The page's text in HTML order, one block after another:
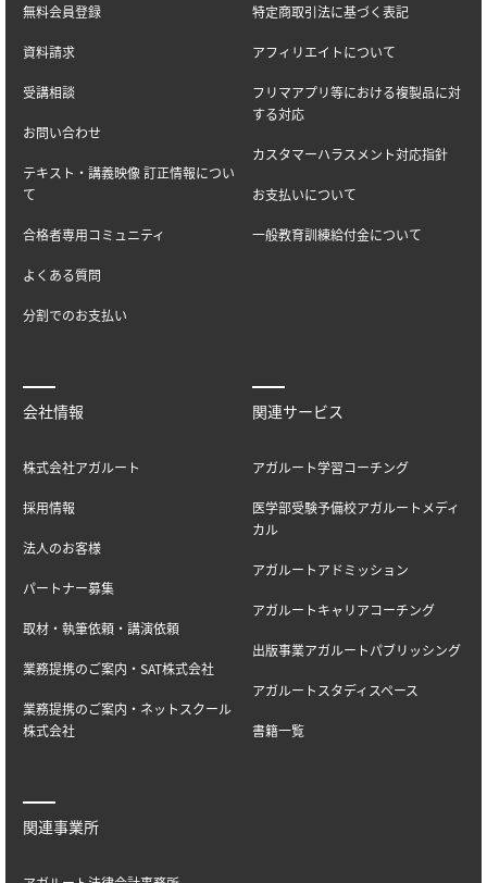
無料会員登録
資料請求
受講相談
お問い合わせ
テキスト・講義映像 訂正情報につい
て
合格者専用コミュニティ
よくある質問
分割でのお支払い
特定商取引法に基づく表記
アフィリエイトについて
フリマアプリ等における複製品に対
する対応
カスタマーハラスメント対応指針
お支払いについて
一般教育訓練給付金について
会社情報
株式会社アガルート
採用情報
法人のお客様
パートナー募集
取材・執筆依頼・講演依頼
業務提携のご案内・SAT株式会社
業務提携のご案内・ネットスクール
株式会社
関連サービス
アガルート学習コーチング
医学部受験予備校アガルートメディ
カル
アガルートアドミッション
アガルートキャリアコーチング
出版事業アガルートパブリッシング
アガルートスタディスペース
書籍一覧
関連事業所